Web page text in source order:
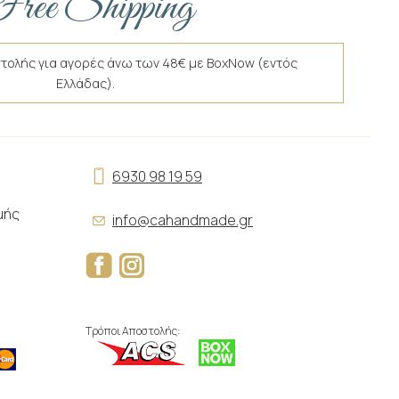
για αγορές άνω των 48€ με BoxNow (εντός
Ελλάδας).
6930 98 19 59
info@cahandmade.gr
Τρόποι Αποστολής: